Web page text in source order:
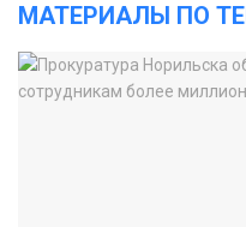
МАТЕРИАЛЫ ПО